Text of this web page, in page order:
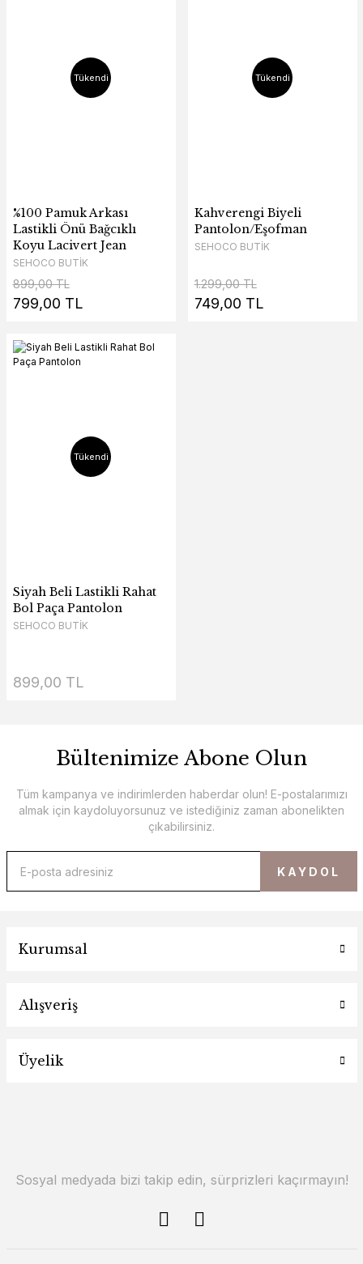
Tükendi
%100 Pamuk Arkası
Lastikli Önü Bağcıklı
Koyu Lacivert Jean
SEHOCO BUTİK
899,00 TL
799,00 TL
Tükendi
Kahverengi Biyeli
Pantolon/Eşofman
SEHOCO BUTİK
1.299,00 TL
749,00 TL
Tükendi
Siyah Beli Lastikli Rahat
Bol Paça Pantolon
SEHOCO BUTİK
899,00 TL
Bültenimize Abone Olun
Tüm kampanya ve indirimlerden haberdar olun! E-postalarımızı
almak için kaydoluyorsunuz ve istediğiniz zaman abonelikten
çıkabilirsiniz.
KAYDOL
Kurumsal
Alışveriş
Üyelik
Sosyal medyada bizi takip edin, sürprizleri kaçırmayın!